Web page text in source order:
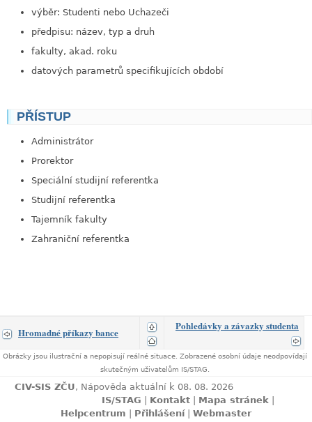
výběr: Studenti nebo Uchazeči
předpisu: název, typ a druh
fakulty, akad. roku
datových parametrů specifikujících období
PŘÍSTUP
Administrátor
Prorektor
Speciální studijní referentka
Studijní referentka
Tajemník fakulty
Zahraniční referentka
Hromadné příkazy bance
Pohledávky a závazky studenta
Obrázky jsou ilustrační a nepopisují reálné situace. Zobrazené osobní údaje neodpovídají
skutečným uživatelům IS/STAG.
CIV-SIS ZČU, Nápověda aktuální k 08. 08. 2026
IS/STAG
Kontakt Mapa stránek
Helpcentrum
Přihlášení| Webmaster